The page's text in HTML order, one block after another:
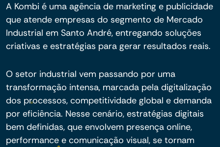
A Kombi é uma agência de marketing e publicidade
que atende empresas do segmento de Mercado
Industrial em Santo André, entregando soluções
criativas e estratégias para gerar resultados reais.
O setor industrial vem passando por uma
transformação intensa, marcada pela digitalização
dos processos, competitividade global e demanda
por eficiência. Nesse cenário, estratégias digitais
bem definidas, que envolvem presença online,
performance e comunicação visual, se tornam